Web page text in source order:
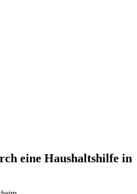
eine Haushaltshilfe in